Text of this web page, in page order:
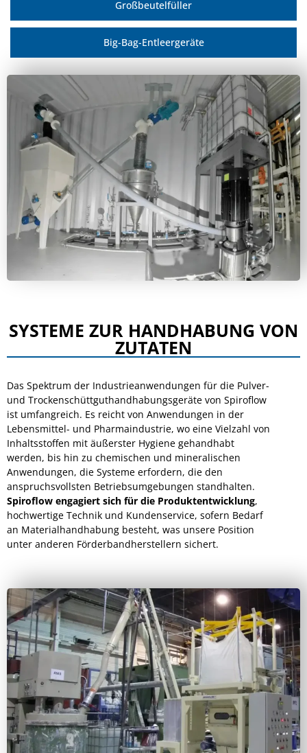
Großbeutelfüller
Big-Bag-Entleergeräte
SYSTEME ZUR HANDHABUNG VON
ZUTATEN
Das Spektrum der Industrieanwendungen für die Pulver-
und Trockenschüttguthandhabungsgeräte von Spiroflow
ist umfangreich. Es reicht von Anwendungen in der
Lebensmittel- und Pharmaindustrie, wo eine Vielzahl von
Inhaltsstoffen mit äußerster Hygiene gehandhabt
werden, bis hin zu chemischen und mineralischen
Anwendungen, die Systeme erfordern, die den
anspruchsvollsten Betriebsumgebungen standhalten.
Spiroflow engagiert sich für die Produktentwicklung,
hochwertige Technik und Kundenservice, sofern Bedarf
an Materialhandhabung besteht, was unsere Position
unter anderen Förderbandherstellern sichert.